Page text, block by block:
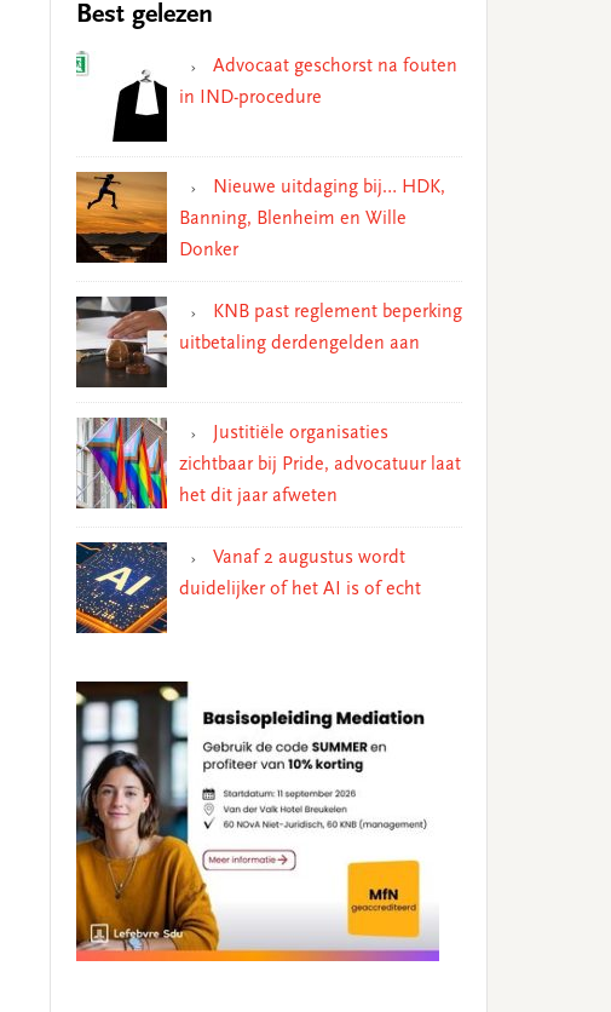
Best gelezen
Advocaat geschorst na fouten
in IND-procedure
Nieuwe uitdaging bij… HDK,
Banning, Blenheim en Wille
Donker
KNB past reglement beperking
uitbetaling derdengelden aan
Justitiële organisaties
zichtbaar bij Pride, advocatuur laat
het dit jaar afweten
Vanaf 2 augustus wordt
duidelijker of het AI is of echt